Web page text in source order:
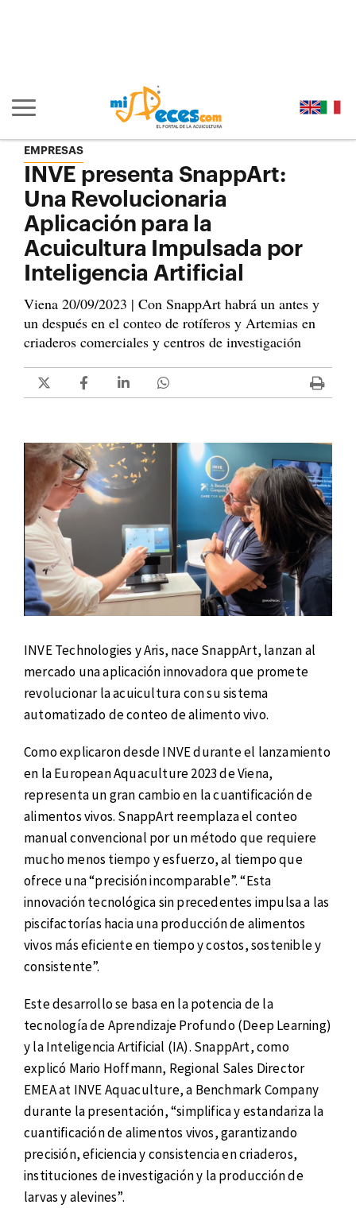
Mostrar/ocultar navegación principal
EMPRESAS
INVE presenta SnappArt:
Una Revolucionaria
Aplicación para la
Acuicultura Impulsada por
Inteligencia Artificial
Viena 20/09/2023 | Con SnappArt habrá un antes y
un después en el conteo de rotíferos y Artemias en
criaderos comerciales y centros de investigación
INVE Technologies y Aris, nace SnappArt, lanzan al
mercado una aplicación innovadora que promete
revolucionar la acuicultura con su sistema
automatizado de conteo de alimento vivo.
Como explicaron desde INVE durante el lanzamiento
en la European Aquaculture 2023 de Viena,
representa un gran cambio en la cuantificación de
alimentos vivos. SnappArt reemplaza el conteo
manual convencional por un método que requiere
mucho menos tiempo y esfuerzo, al tiempo que
ofrece una “precisión incomparable”. “Esta
innovación tecnológica sin precedentes impulsa a las
piscifactorías hacia una producción de alimentos
vivos más eficiente en tiempo y costos, sostenible y
consistente”.
Este desarrollo se basa en la potencia de la
tecnología de Aprendizaje Profundo (Deep Learning)
y la Inteligencia Artificial (IA). SnappArt, como
explicó Mario Hoffmann, Regional Sales Director
EMEA at INVE Aquaculture, a Benchmark Company
durante la presentación, “simplifica y estandariza la
cuantificación de alimentos vivos, garantizando
precisión, eficiencia y consistencia en criaderos,
instituciones de investigación y la producción de
larvas y alevines”.